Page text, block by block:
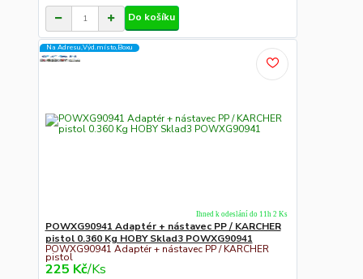
Do košíku
Na Adresu,Výd.místo,Boxu
POWXG90941 Adaptér + nástavec PP / KARCHER
pistol 0.360 Kg HOBY Sklad3 POWXG90941
POWXG90941 Adaptér + nástavec PP / KARCHER
pistol
225 Kč/Ks
Ihned k odeslání do 11h 2 Ks